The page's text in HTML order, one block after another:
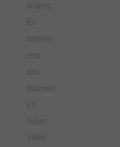
waren.
Es
musste
erst
das
Internet
im
Jahre
1996